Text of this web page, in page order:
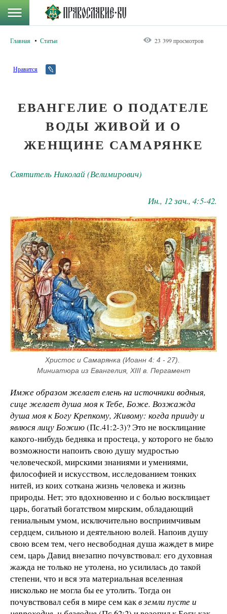
Главная Статьи 23 399 просмотров
Нравится
ЕВАНГЕЛИЕ О ПОДАТЕЛЕ
ВОДЫ ЖИВОЙ И О
ЖЕНЩИНЕ САМАРЯНКЕ
Святитель Николай (Велимирович)
Ин., 12 зач., 4:5-42.
Христос и Самарянка (Иоанн 4: 4 - 27).
Миниатюра из Евангелия, XIII в. Пергамент
Имже образом желает елень на источники водныя,
сице желает душа моя к Тебе, Боже. Возжажда
душа моя к Богу Крепкому, Живому: когда прииду и
явлюся лицу Божию(Пс.41:2-3)? Это не восклицание
какого-нибудь бедняка и простеца, у которого не было
возможности напоить свою душу мудростью
человеческой, мирскими знаниями и умениями,
философией и искусством, исследованием тонких
нитей, из коих соткана жизнь человека и жизнь
природы. Нет; это вдохновенно и с болью восклицает
царь, богатый богатством мирским, обладающий
гениальным умом, исключительно восприимчивым
сердцем, сильною и деятельною волей. Напоив душу
свою всем тем, чего несвободная душа жаждет в мире
сем, царь Давид внезапно почувствовал: его духовная
жажда не только не утолена, но усилилась до такой
степени, что и вся эта материальная вселенная
нисколько не могла бы ее утолить. Тогда он
почувствовал себя в мире сем какв земли пусте и